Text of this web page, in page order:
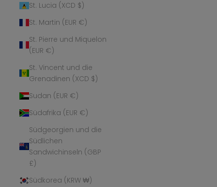
St. Lucia (XCD $)
St. Martin (EUR €)
St. Pierre und Miquelon
(EUR €)
St. Vincent und die
Grenadinen (XCD $)
Sudan (EUR €)
Südafrika (EUR €)
Südgeorgien und die
Südlichen
Sandwichinseln (GBP
£)
Südkorea (KRW ₩)